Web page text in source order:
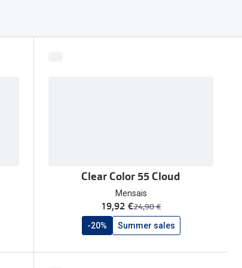
Clear Color 55 Cloud
Mensais
agora:
19,92 €era:
24,90 €
-20% Summer sales